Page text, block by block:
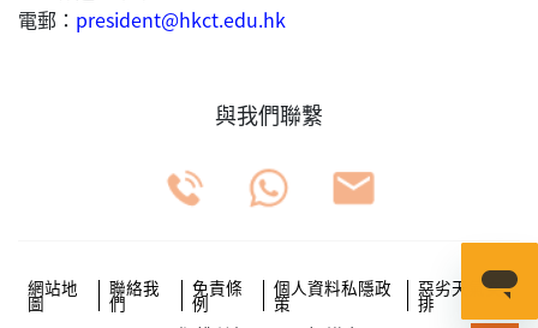
電郵： president@hkct.edu.hk
與我們聯繫
網站地
圖
聯絡我
們
免責條
例
個人資料私隱政
策
惡劣天氣安
排